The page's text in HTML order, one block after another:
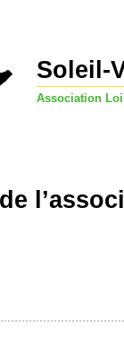
Soleil-
Association Loi